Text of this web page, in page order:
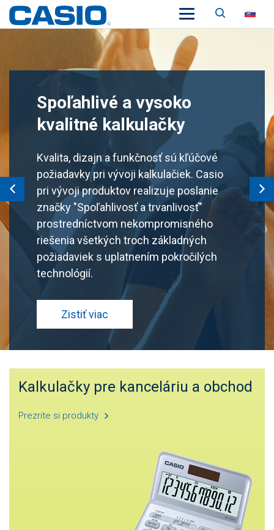
Spoľahlivé a vysoko
kvalitné kalkulačky
Kvalita, dizajn a funkčnosť sú kľúčové
požiadavky pri vývoji kalkulačiek. Casio
pri vývoji produktov realizuje poslanie
značky "Spoľahlivosť a trvanlivosť"
prostredníctvom nekompromisného
riešenia všetkých troch základných
požiadaviek s uplatnením pokročilých
technológií.
Zistiť viac
Individuálny dizajn
Kalkulačky pre obchodníkov, ktorí chcú
vyjadriť svoj osobný štýl aj pri práci.
Dizajn v jednom tóne jemných odtieňov
farieb prináša príjemný dotyk do
akéhokoľvek pracovného prostredia.
Zistiť viac
Předchozí Další
Kalkulačky pre kanceláriu a obchod
Prezrite si produkty